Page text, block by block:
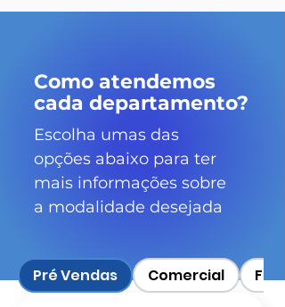
Como atendemos
cada departamento?
Escolha umas das
opções abaixo para ter
mais informações sobre
a modalidade desejada
Pré Vendas Comercial